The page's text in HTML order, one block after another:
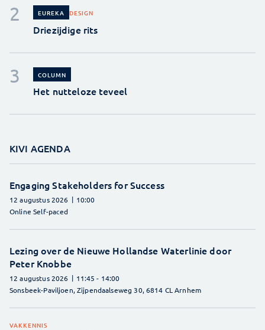
EUREKA DESIGN
Driezijdige rits
COLUMN
Het nutteloze teveel
KIVI AGENDA
Engaging Stakeholders for Success
12 augustus 2026
10:00
Online Self-paced
Lezing over de Nieuwe Hollandse Waterlinie door
Peter Knobbe
12 augustus 2026 11:45 - 14:00
Sonsbeek-Paviljoen, Zijpendaalseweg 30, 6814 CL Arnhem
VAKKENNIS